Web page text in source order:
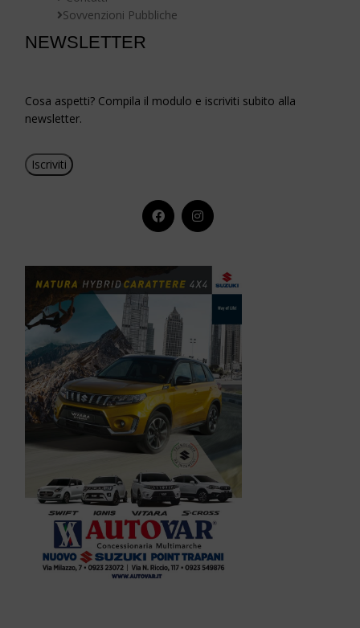
Sovvenzioni Pubbliche
NEWSLETTER
Cosa aspetti? Compila il modulo e iscriviti subito alla
newsletter.
Iscriviti